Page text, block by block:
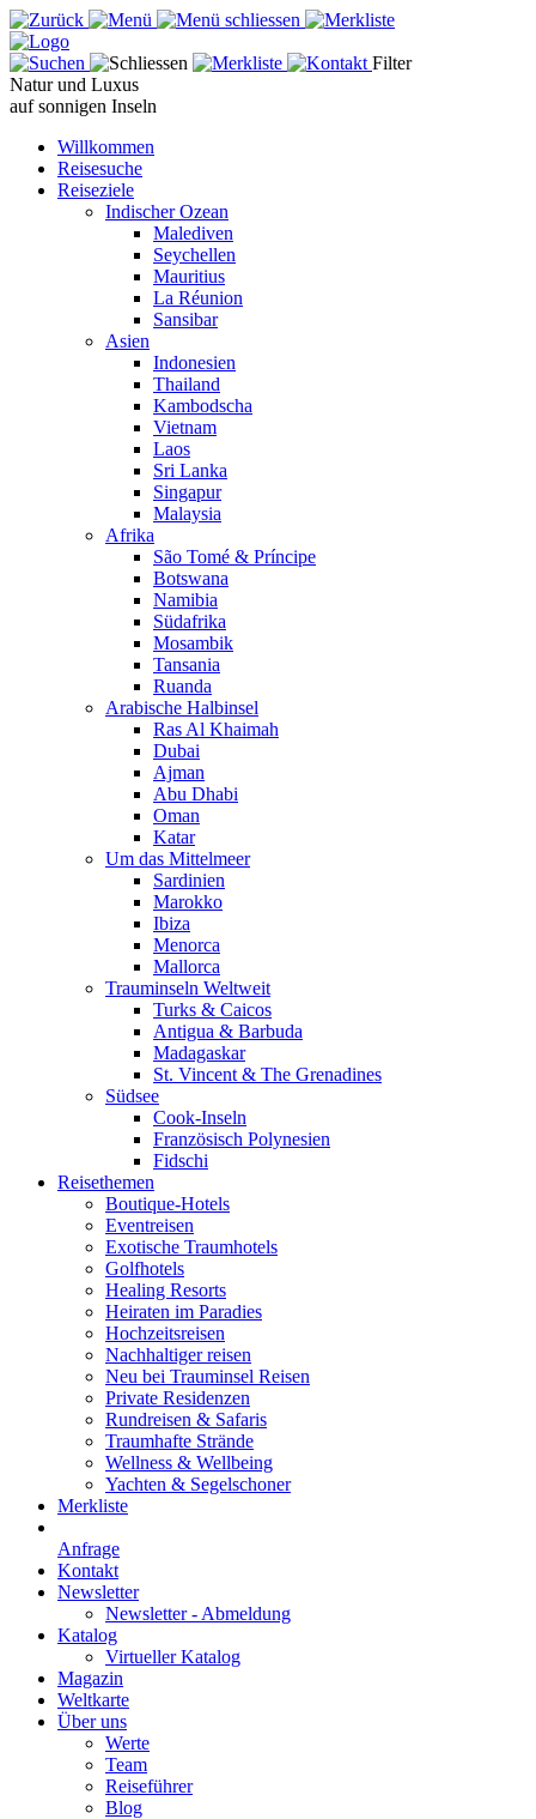
Filter
Natur und Luxus
auf sonnigen Inseln
Willkommen
Reisesuche
Reiseziele
Indischer Ozean
Malediven
Seychellen
Mauritius
La Réunion
Sansibar
Asien
Indonesien
Thailand
Kambodscha
Vietnam
Laos
Sri Lanka
Singapur
Malaysia
Afrika
São Tomé & Príncipe
Botswana
Namibia
Südafrika
Mosambik
Tansania
Ruanda
Arabische Halbinsel
Ras Al Khaimah
Dubai
Ajman
Abu Dhabi
Oman
Katar
Um das Mittelmeer
Sardinien
Marokko
Ibiza
Menorca
Mallorca
Trauminseln Weltweit
Turks & Caicos
Antigua & Barbuda
Madagaskar
St. Vincent & The Grenadines
Südsee
Cook-Inseln
Französisch Polynesien
Fidschi
Reisethemen
Boutique-Hotels
Eventreisen
Exotische Traumhotels
Golfhotels
Healing Resorts
Heiraten im Paradies
Hochzeitsreisen
Nachhaltiger reisen
Neu bei Trauminsel Reisen
Private Residenzen
Rundreisen & Safaris
Traumhafte Strände
Wellness & Wellbeing
Yachten & Segelschoner
Merkliste
Anfrage
Kontakt
Newsletter
Newsletter - Abmeldung
Katalog
Virtueller Katalog
Magazin
Weltkarte
Über uns
Werte
Team
Reiseführer
Blog